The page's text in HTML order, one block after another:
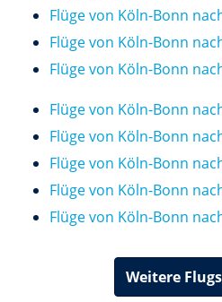
Flüge von Köln-Bonn
Flüge von Köln-Bonn
Flüge von Köln-Bonn
Flüge von Köln-Bonn
Flüge von Köln-Bonn
Flüge von Köln-Bonn
Flüge von Köln-Bonn
Flüge von Köln-Bonn
Weitere